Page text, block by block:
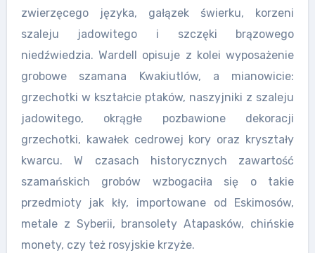
zwierzęcego języka, gałązek świerku, korzeni
szaleju jadowitego i szczęki brązowego
niedźwiedzia. Wardell opisuje z kolei wyposażenie
grobowe szamana Kwakiutlów, a mianowicie:
grzechotki w kształcie ptaków, naszyjniki z szaleju
jadowitego, okrągłe pozbawione dekoracji
grzechotki, kawałek cedrowej kory oraz kryształy
kwarcu. W czasach historycznych zawartość
szamańskich grobów wzbogaciła się o takie
przedmioty jak kły, importowane od Eskimosów,
metale z Syberii, bransolety Atapasków, chińskie
monety, czy też rosyjskie krzyże.